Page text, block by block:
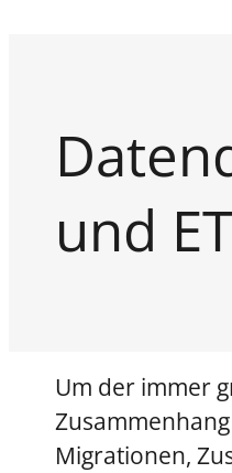
und
Um der immer
Migrationen,